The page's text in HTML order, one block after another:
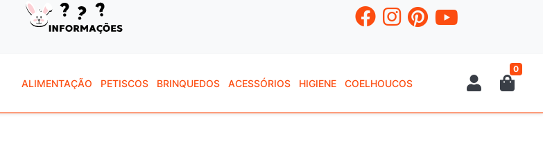
0
ALIMENTAÇÃO PETISCOS BRINQUEDOS ACESSÓRIOS HIGIENE COELHOUCOS